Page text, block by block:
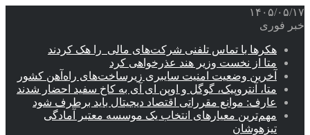
۱۴۰۵/۰۵/۱۷
خبر فوری
هکرها با تماس تلفنی شرکت‌های مالی را هک کردند
متا از نخست وزیر هند عذرخواهی کرد
آخرین وضعیت امنیت سایبری زیرساخت‌های راه‌آهن کشور
متا، آنتروپیک، گوگل و اوپن ای آی به کاخ سفید احضار شدند
عارف: موانع مقرراتی اقتصاد دیجیتال باید برطرف شود
مهم‌ترین معیارهای انتخاب یک موسسه معتبر آمادگی
تیزهوشان